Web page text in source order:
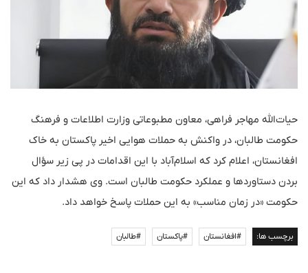
حیات‌الله مهاجر فراهی، معاون مطبوعاتی وزارت اطلاعات و فرهنگ
حکومت طالبان، در واکنش به حملات هوایی اخیر پاکستان به خاک
افغانستان، اعلام کرد که اسلام‌آباد با این اقدامات در پی زیر سؤال
بردن دستاوردها و عملکرد حکومت طالبان است. وی هشدار داد که این
حکومت «در زمان مناسب» به این حملات پاسخ خواهد داد.
برچسب ها: #افغانستان #پاکستان #طالبان